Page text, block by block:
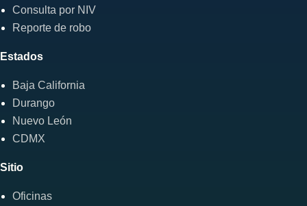
Consulta por NIV
Reporte de robo
Estados
Baja California
Durango
Nuevo León
CDMX
Sitio
Oficinas